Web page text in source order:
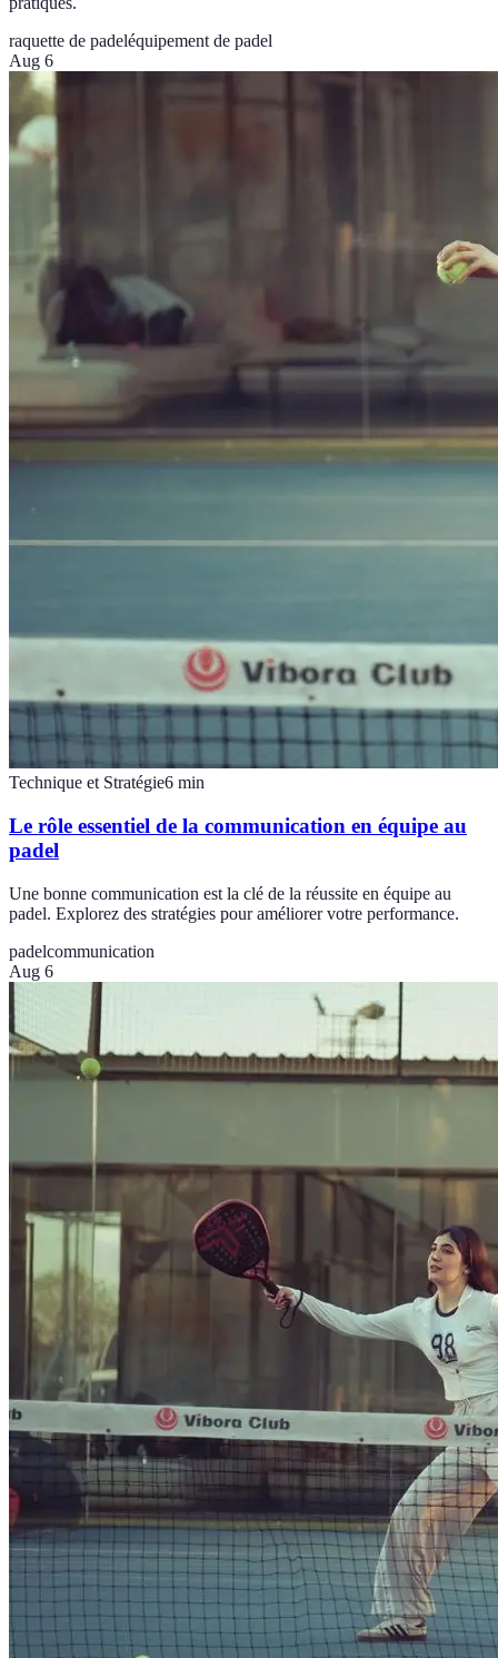
raquette de padeléquipement de padel
Aug 6
Technique et Stratégie6 min
Le rôle essentiel de la communication en équipe au
padel
Une bonne communication est la clé de la réussite en équipe au
padel. Explorez des stratégies pour améliorer votre performance.
padelcommunication
Aug 6